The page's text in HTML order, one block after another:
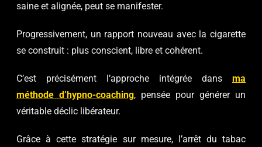
saine et alignée, peut se manifester.
Progressivement, un rapport nouveau avec la cigarette
se construit : plus conscient, libre et cohérent.
C’est précisément l’approche intégrée dans ma
méthode d’hypno-coaching, pensée pour générer un
véritable déclic libérateur.
Grâce à cette stratégie sur mesure, l’arrêt du tabac